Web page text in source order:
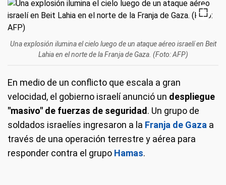
Una explosión ilumina el cielo luego de un ataque aéreo israelí en Beit
Lahia en el norte de la Franja de Gaza. (Foto: AFP)
En medio de un conflicto que escala a gran
velocidad, el gobierno israelí anunció un despliegue
"masivo" de fuerzas de seguridad . Un grupo de
soldados israelíes ingresaron a la Franja de Gaza a
través de una operación terrestre y aérea para
responder contra el grupo Hamas.